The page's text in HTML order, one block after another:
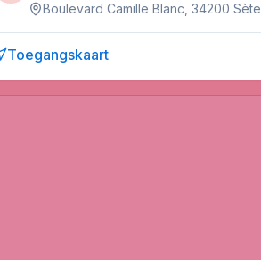
Boulevard Camille Blanc, 34200 Sète
Toegangskaart